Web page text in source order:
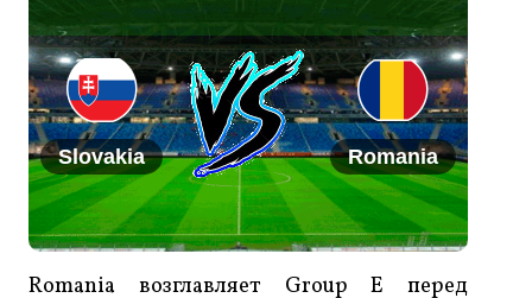
Slovakia Romania
Romania возглавляет Group Е перед